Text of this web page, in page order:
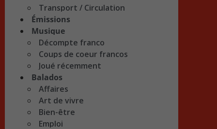
Transport / Circulation
Émissions
Musique
Décompte franco
Coups de coeur francos
Joué récemment
Balados
Affaires
Art de vivre
Bien-être
Emploi